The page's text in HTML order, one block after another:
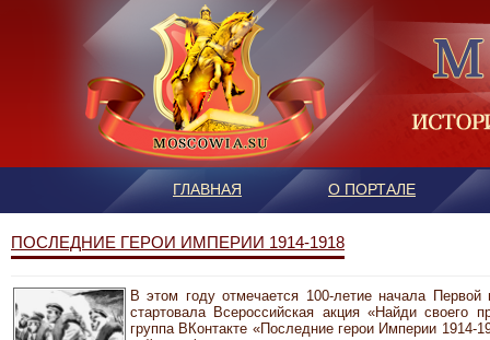
ГЛАВНАЯ О ПОРТАЛЕ
ПОСЛЕДНИЕ ГЕРОИ ИМПЕРИИ 1914-1918
В этом году отмечается 100-летие начала
стартовала Всероссийская акция «Найди своего
группа ВКонтакте «Последние герои Империи